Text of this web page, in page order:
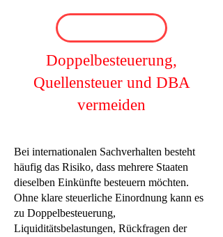
Doppelbesteuerung,
Quellensteuer und DBA
vermeiden
Bei internationalen Sachverhalten besteht
häufig das Risiko, dass mehrere Staaten
dieselben Einkünfte besteuern möchten.
Ohne klare steuerliche Einordnung kann es
zu Doppelbesteuerung,
Liquiditätsbelastungen, Rückfragen der